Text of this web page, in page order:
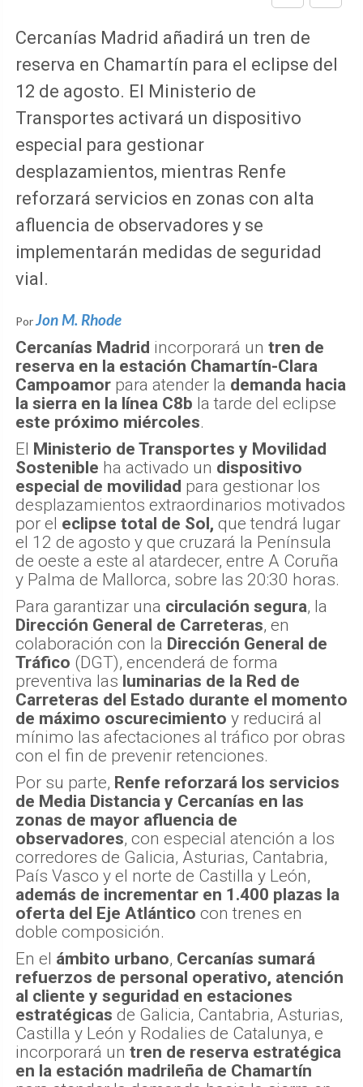
Cercanías Madrid añadirá un tren de
reserva en Chamartín para el eclipse del
12 de agosto. El Ministerio de
Transportes activará un dispositivo
especial para gestionar
desplazamientos, mientras Renfe
reforzará servicios en zonas con alta
afluencia de observadores y se
implementarán medidas de seguridad
vial.
PorJon M. Rhode
Cercanías Madrid incorporará un tren de
reserva en la estación Chamartín-Clara
Campoamor para atender la demanda hacia
la sierra en la línea C8b la tarde del eclipse
este próximo miércoles.
El Ministerio de Transportes y Movilidad
Sostenible ha activado un dispositivo
especial de movilidad para gestionar los
desplazamientos extraordinarios motivados
por el eclipse total de Sol, que tendrá lugar
el 12 de agosto y que cruzará la Península
de oeste a este al atardecer, entre A Coruña
y Palma de Mallorca, sobre las 20:30 horas.
Para garantizar una circulación segura, la
Dirección General de Carreteras, en
colaboración con la Dirección General de
Tráfico (DGT), encenderá de forma
preventiva las luminarias de la Red de
Carreteras del Estado durante el momento
de máximo oscurecimiento y reducirá al
mínimo las afectaciones al tráfico por obras
con el fin de prevenir retenciones.
Por su parte, Renfe reforzará los servicios
de Media Distancia y Cercanías en las
zonas de mayor afluencia de
observadores, con especial atención a los
corredores de Galicia, Asturias, Cantabria,
País Vasco y el norte de Castilla y León,
además de incrementar en 1.400 plazas la
oferta del Eje Atlántico con trenes en
doble composición.
En el ámbito urbano, Cercanías sumará
refuerzos de personal operativo, atención
al cliente y seguridad en estaciones
estratégicas de Galicia, Cantabria, Asturias,
Castilla y León y Rodalies de Catalunya, e
incorporará un tren de reserva estratégica
en la estación madrileña de Chamartín